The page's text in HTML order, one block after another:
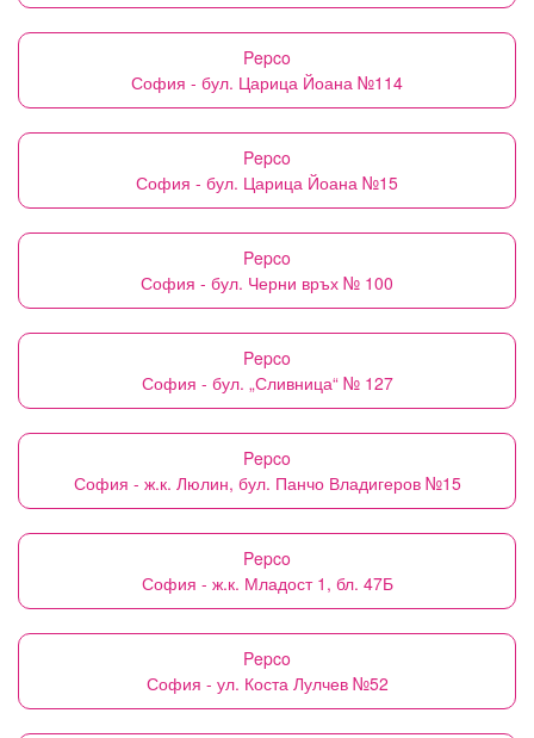
Pepco
София - бул. Царица Йоана №114
Pepco
София - бул. Царица Йоана №15
Pepco
София - бул. Черни връх № 100
Pepco
София - бул. „Сливница“ № 127
Pepco
София - ж.к. Люлин, бул. Панчо Владигеров №15
Pepco
София - ж.к. Младост 1, бл. 47Б
Pepco
София - ул. Коста Лулчев №52